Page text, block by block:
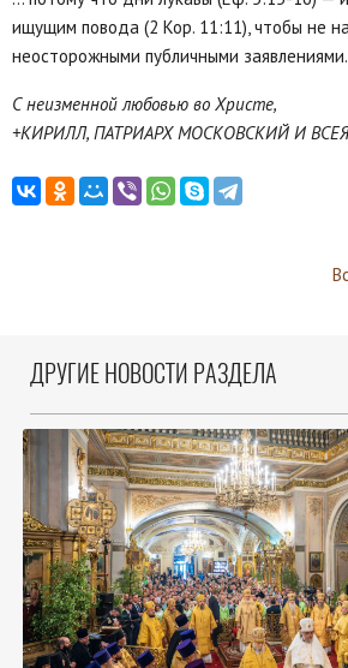
ищущим повода (2 Кор. 11:11), чтобы не
неосторожными публичными заявлениями.
С неизменной любовью во Христе,
+КИРИЛЛ, ПАТРИАРХ МОСКОВСКИЙ И
ДРУГИЕ НОВОСТИ РАЗДЕЛА